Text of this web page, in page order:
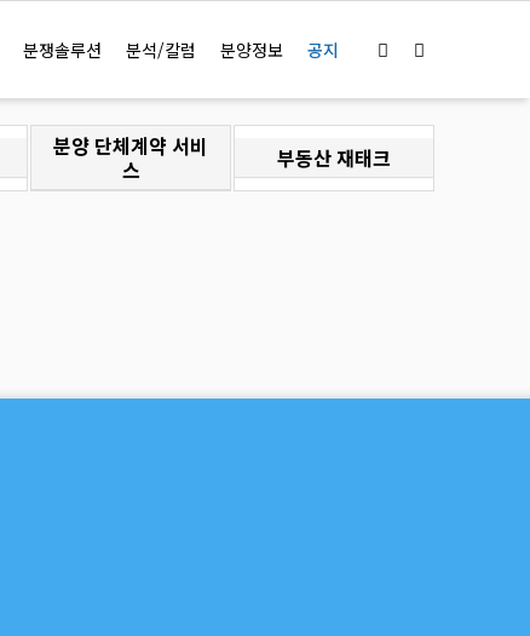
분쟁솔루션 분석/칼럼 분양정보 공지
분양 단체계약 서비
스
부동산 재태크